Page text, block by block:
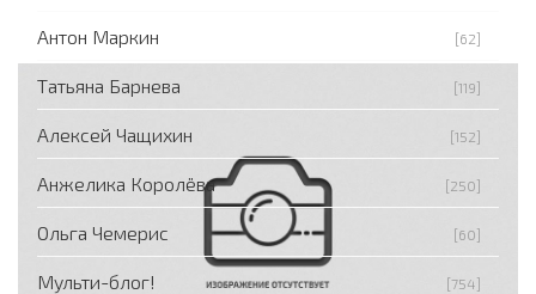
Антон Маркин [62]
Татьяна Барнева [119]
Алексей Чащихин [152]
Анжелика Королёва [250]
Ольга Чемерис [60]
Мульти-блог!
[754]